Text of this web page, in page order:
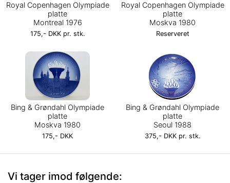
Royal Copenhagen Olympiade
platte
Montreal 1976
175,- DKK pr. stk.
Royal Copenhagen Olympiade
platte
Moskva 1980
Reserveret
Bing & Grøndahl Olympiade
platte
Moskva 1980
175,- DKK
Bing & Grøndahl Olympiade
platte
Seoul 1988
375,- DKK pr. stk.
Vi tager imod følgende: